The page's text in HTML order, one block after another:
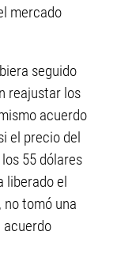
mercado
seguido
reajustar los
acuerdo
el precio del
55 dólares
liberado el
no tomó una
acuerdo